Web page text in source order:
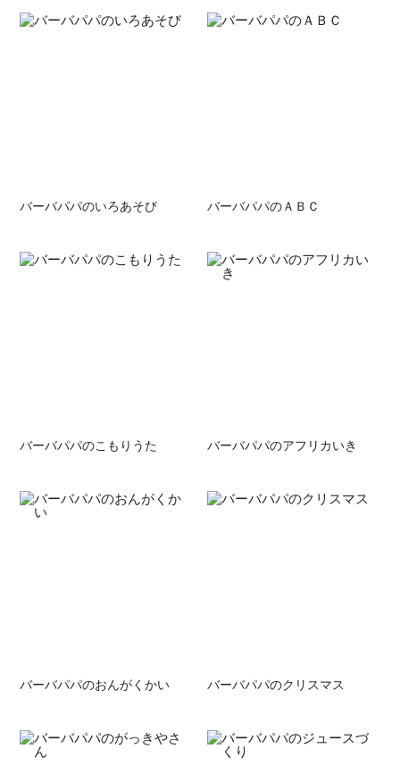
バーバパパのいろあそび バーバパパのＡＢＣ
バーバパパのこもりうた バーバパパのアフリカいき
バーバパパのおんがくかい バーバパパのクリスマス